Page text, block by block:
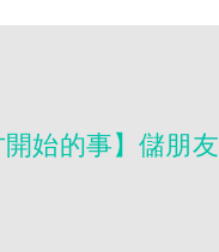
開始的事】儲朋友